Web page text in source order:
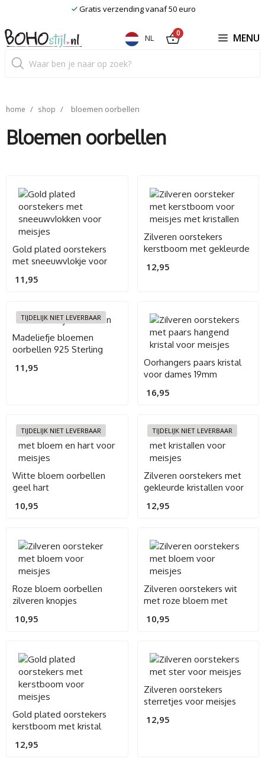
de
inhoud
Gratis verzending vanaf 50 euro
zoeken
NL 0 MENU
home / shop / bloemen oorbellen
Bloemen oorbellen
Gold plated oorstekers
met sneeuwvlokje voor
11,95
Zilveren oorstekers
kerstboom met gekleurde
12,95
TIJDELIJK NIET LEVERBAAR
Madeliefje bloemen
oorbellen 925 Sterling
11,95
Oorhangers paars kristal
voor dames 19mm
16,95
TIJDELIJK NIET LEVERBAAR
Witte bloem oorbellen
geel hart
10,95
TIJDELIJK NIET LEVERBAAR
Zilveren oorstekers met
gekleurde kristallen voor
12,95
Roze bloem oorbellen
zilveren knopjes
10,95
Zilveren oorstekers wit
met roze bloem met
10,95
Gold plated oorstekers
kerstboom met kristal
12,95
Zilveren oorstekers
sterretjes voor meisjes
12,95